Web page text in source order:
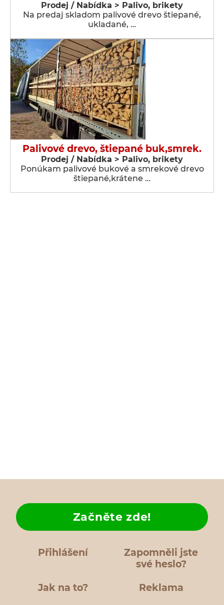
Prodej / Nabídka > Palivo, brikety
Na predaj skladom palivové drevo štiepané,
ukladané, …
Palivové drevo, štiepané buk,smrek.
Prodej / Nabídka > Palivo, brikety
Ponúkam palivové bukové a smrekové drevo
štiepané,krátene …
Přihlášení
Zapomněli jste
své heslo?
Jak na to?
Začněte zde!
Reklama